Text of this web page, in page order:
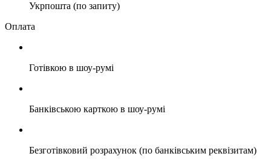
Укрпошта (по запиту)
Оплата
Готівкою в шоу-румі
Банківською карткою в шоу-румі
Безготівковий розрахунок (по банківським реквізитам)